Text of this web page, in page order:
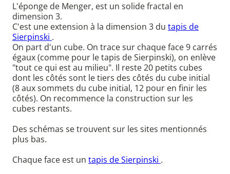
L'éponge de Menger, est un solide fractal en
dimension 3.
C'est une extension à la dimension 3 du tapis de
Sierpinski .
On part d'un cube. On trace sur chaque face 9 carrés
égaux (comme pour le tapis de Sierpinski), on enlève
"tout ce qui est au milieu". Il reste 20 petits cubes
dont les côtés sont le tiers des côtés du cube initial
(8 aux sommets du cube initial, 12 pour en finir les
côtés). On recommence la construction sur les
cubes restants.
Des schémas se trouvent sur les sites mentionnés
plus bas.
Chaque face est un tapis de Sierpinski .